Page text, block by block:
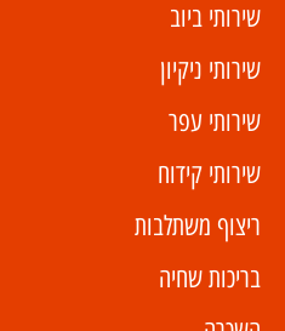
שירותי ביוב
שירותי ניקיון
שירותי עפר
שירותי קידוח
ריצוף משתלבות
בריכות שחיה